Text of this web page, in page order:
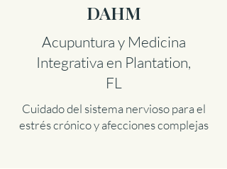
DAHM
Acupuntura y Medicina
Integrativa en Plantation,
FL
Cuidado del sistema nervioso para el
estrés crónico y afecciones complejas